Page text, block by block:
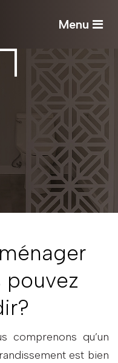
Menu
pouvez
comprenons qu’un
est bien